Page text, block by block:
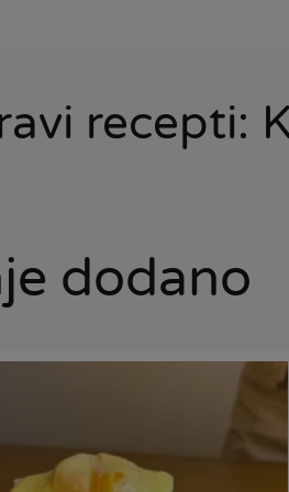
recepti:
dodano